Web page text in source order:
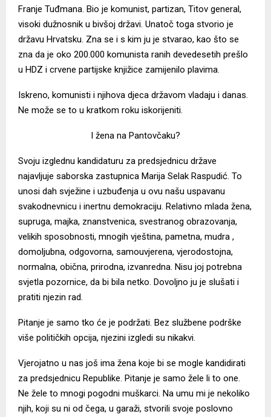
Franje Tuđmana. Bio je komunist, partizan, Titov general,
visoki dužnosnik u bivšoj državi. Unatoč toga stvorio je
državu Hrvatsku. Zna se i s kim ju je stvarao, kao što se
zna da je oko 200.000 komunista ranih devedesetih prešlo
u HDZ i crvene partijske knjižice zamijenilo plavima.
Iskreno, komunisti i njihova djeca državom vladaju i danas.
Ne može se to u kratkom roku iskorijeniti.
I žena na Pantovčaku?
Svoju izglednu kandidaturu za predsjednicu države
najavljuje saborska zastupnica Marija Selak Raspudić. To
unosi dah svježine i uzbuđenja u ovu našu uspavanu
svakodnevnicu i inertnu demokraciju. Relativno mlada žena,
supruga, majka, znanstvenica, svestranog obrazovanja,
velikih sposobnosti, mnogih vještina, pametna, mudra ,
domoljubna, odgovorna, samouvjerena, vjerodostojna,
normalna, obična, prirodna, izvanredna. Nisu joj potrebna
svjetla pozornice, da bi bila netko. Dovoljno ju je slušati i
pratiti njezin rad.
Pitanje je samo tko će je podržati. Bez službene podrške
više političkih opcija, njezini izgledi su nikakvi.
Vjerojatno u nas još ima žena koje bi se mogle kandidirati
za predsjednicu Republike. Pitanje je samo žele li to one.
Ne žele to mnogi pogodni muškarci. Na umu mi je nekoliko
njih, koji su ni od čega, u garaži, stvorili svoje poslovno